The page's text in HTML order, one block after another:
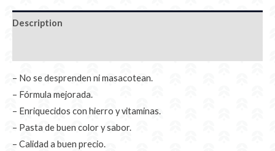
Description
– No se desprenden ni masacotean.
– Fórmula mejorada.
– Enriquecidos con hierro y vitaminas.
– Pasta de buen color y sabor.
– Calidad a buen precio.